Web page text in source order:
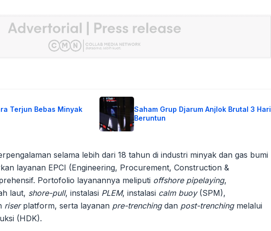
Terjun Bebas Minyak
Saham Grup Djarum Anjlok Brutal 3 Hari
Beruntun
selama lebih dari 18 tahun di industri minyak dan gas bumi
layanan EPCI (Engineering, Procurement, Construction &
Portofolio layanannya meliputi offshore pipelaying,
laut, shore-pull, instalasi PLEM, instalasi calm buoy(SPM),
riserplatform, serta layanan pre-trenchingdan post-trenchingmelalui
(HDK).